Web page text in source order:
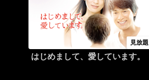
見放題
はじめまして、愛しています。